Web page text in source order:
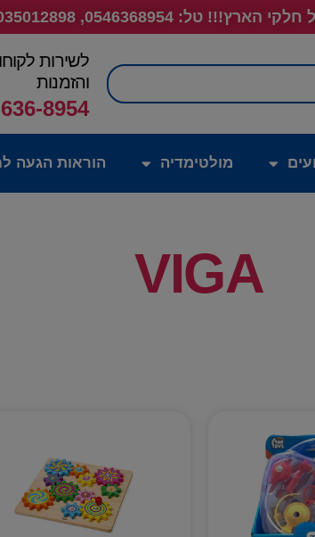
טל: 0546368954, 035012898
חיפוש
לשירות
והזמנות
8954
מולטימדיה הוראות הגעה
VIGA